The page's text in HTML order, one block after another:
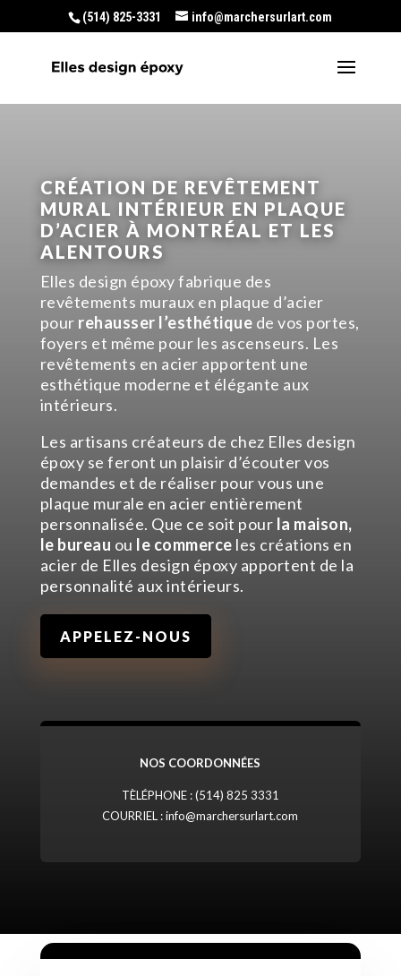
(514) 825-3331 info@marchersurlart.com
CRÉATION DE REVÊTEMENT
MURAL INTÉRIEUR EN PLAQUE
D’ACIER À MONTRÉAL ET LES
ALENTOURS
Elles design époxyfabrique des
revêtements muraux en plaque d’acier
pour rehausser l’esthétique de vos portes,
foyers et même pour les ascenseurs. Les
revêtements en acier apportent une
esthétique moderne et élégante aux
intérieurs.
Les artisans créateurs de chez Elles design
époxy se feront un plaisir d’écouter vos
demandes et de réaliser pour vous une
plaque murale en acier entièrement
personnalisée. Que ce soit pour la maison,
le bureau ou le commerce les créations en
acier de Elles design époxy apportent de la
personnalité aux intérieurs.
APPELEZ-NOUS
NOS COORDONNÉES
TÈLÉPHONE :(514) 825 3331
COURRIEL :info@marchersurlart.com